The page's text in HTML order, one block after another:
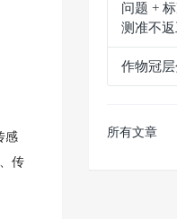
感
传
问题 +
测准不返
作物冠
所有文章